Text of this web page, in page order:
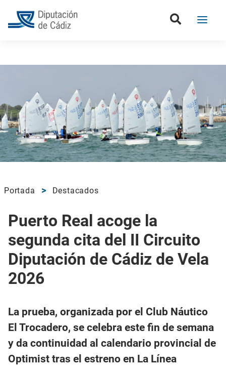
Portada Destacados
Puerto Real acoge la
segunda cita del II Circuito
Diputación de Cádiz de Vela
2026
La prueba, organizada por el Club Náutico
El Trocadero, se celebra este fin de semana
y da continuidad al calendario provincial de
Optimist tras el estreno en La Línea